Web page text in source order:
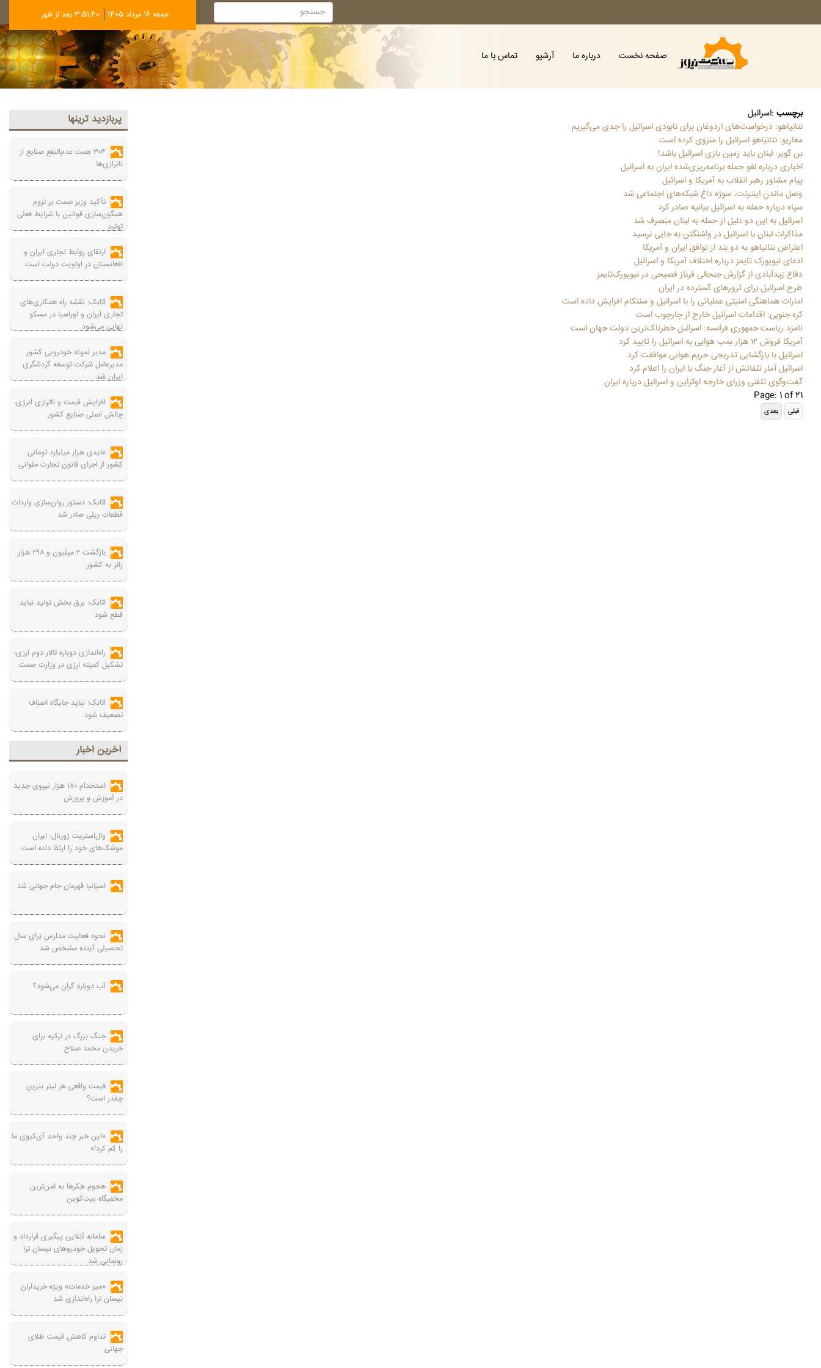
جمعه 16 مرداد 1405 3:51:41 بعد از ظهر
صفحه نخست درباره ما آرشیو تماس با ما
برچسب :اسرائیل
نتانیاهو: درخواست‌های اردوغان برای نابودی اسرائیل را جدی می‌گیریم
معاریو: نتانیاهو اسرائیل را منزوی کرده است
بن گویر: لبنان باید زمین بازی اسرائیل باشد!
اخباری درباره لغو حمله برنامه‌ریزی‌شده ایران به اسرائیل
پیام مشاور رهبر انقلاب به آمریکا و اسرائیل
وصل ماندنِ اینترنت، سوژه داغ شبکه‌های اجتماعی شد
سپاه درباره حمله به اسرائیل بیانیه صادر کرد
اسرائیل به این دو دلیل از حمله به لبنان منصرف شد
مذاکرات لبنان با اسرائیل در واشنگتن به جایی نرسید
اعتراض نتانیاهو به دو بند از توافق ایران و آمریکا
ادعای نیویورک تایمز درباره اختلاف آمریکا و اسرائیل
دفاع زیدآبادی از گزارش جنجالی فرناز فصیحی در نیویورک‌تایمز
طرح اسرائیل برای ترورهای گسترده در ایران
امارات هماهنگی‌ امنیتی عملیاتی را با اسرائیل و سنتکام افزایش داده است
کره جنوبی: اقدامات اسرائیل خارج از چارچوب است
نامزد ریاست جمهوری فرانسه: اسرائیل خطرناک‌ترین دولت جهان است
آمریکا فروش ۱۲ هزار بمب هوایی به اسرائیل را تایید کرد
اسرائیل با بازگشایی تدریجی حریم هوایی موافقت کرد
اسرائیل آمار تلفاتش از آغاز جنگ با ایران را اعلام کرد
گفت‌وگوی تلفنی وزرای خارجه اوکراین و اسرائیل درباره ایران
Page: 1 of 21
پربازديد ترينها
۳۰۳ همت عدم‌النفع صنایع از
ناترازی‌ها
تأکید وزیر صمت بر لزوم
همگون‌سازی قوانین با شرایط فعلی
تولید
ارتقای روابط تجاری ایران و
افغانستان در اولویت دولت است
اتابک: نقشه راه همکاری‌های
تجاری ایران و اوراسیا در مسکو
نهایی می‌شود
مدیر نمونه خودرویی کشور
مدیرعامل شرکت توسعه گردشگری
ایران شد
افزایش قیمت و ناترازی انرژی،
چالش اصلی صنایع کشور
عایدی هزار میلیارد تومانی
کشور از اجرای قانون تجارت ملوانی
اتابک: دستور روان‌سازی واردات
قطعات ریلی صادر شد
بازگشت ۲ میلیون و ۲۹۸ هزار
زائر به کشور
اتابک: برق بخش تولید نباید
قطع شود
راه‌اندازی دوباره تالار دوم ارزی؛
تشکیل کمیته ارزی در وزارت صمت
اتابک: نباید جایگاه اصناف
تضعیف شود
آخرين اخبار
استخدام ۱۸۰ هزار نیروی جدید
در آموزش‌ و پرورش
وال‌استریت ژورنال: ایران
موشک‌های خود را ارتقا داده است
اسپانیا قهرمان جام جهانی شد
نحوه فعالیت مدارس برای سال
تحصیلی آینده مشخص شد
آب دوباره گران می‌شود؟
جنگ بزرگ در ترکیه برای
خریدن محمد صلاح
قیمت واقعی هر لیتر بنزین
چقدر است؟
«این خبر چند واحد آی‌کیوی ما
را کم کرد!»
هجوم هکرها به امن‌ترین
مخفیگاه بیت‌کوین
سامانه آنلاین پیگیری قرارداد‌ و
زمان تحویل خودرو‌های نیسان ترا
رونمایی شد
«میز خدمات» ویژه خریداران
نیسان ترا راه‌اندازی شد
تداوم کاهش قیمت طلای
جهانی